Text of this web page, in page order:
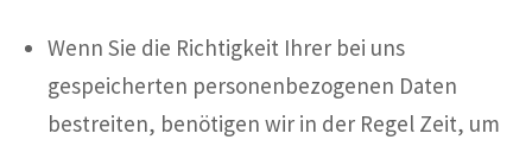
Wenn Sie die Richtigkeit Ihrer bei uns
gespeicherten personenbezogenen Daten
bestreiten, benötigen wir in der Regel Zeit, um